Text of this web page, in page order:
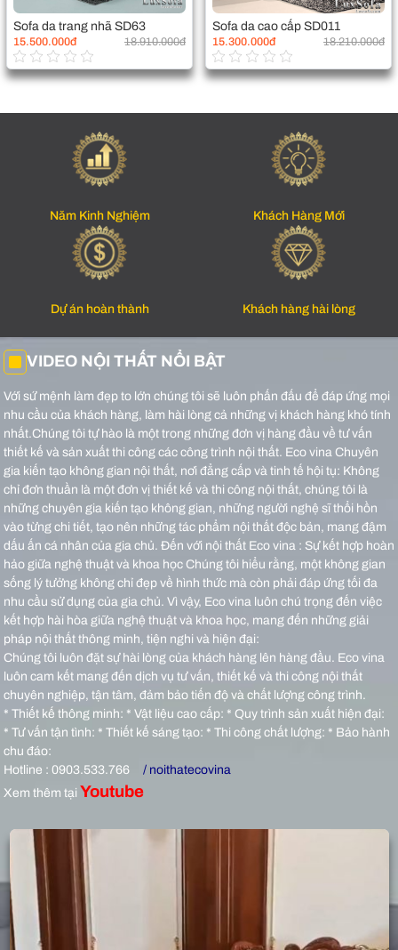
Sofa da trang nhã SD63
15.500.000đ 18.910.000đ
Sofa da cao cấp SD011
15.300.000đ 18.210.000đ
Năm Kinh Nghiệm Khách Hàng Mới
Dự án hoàn thành Khách hàng hài lòng
VIDEO NỘI THẤT NỔI BẬT
Với sứ mệnh làm đẹp to lớn chúng tôi sẽ luôn phấn đấu để đáp ứng mọi
nhu cầu của khách hàng, làm hài lòng cả những vị khách hàng khó tính
nhất.Chúng tôi tự hào là một trong những đơn vị hàng đầu về tư vấn
thiết kế và sản xuất thi công các công trình nội thất. Eco vina Chuyên
gia kiến tạo không gian nội thất, nơi đẳng cấp và tinh tế hội tụ: Không
chỉ đơn thuần là một đơn vị thiết kế và thi công nội thất, chúng tôi là
những chuyên gia kiến tạo không gian, những người nghệ sĩ thổi hồn
vào từng chi tiết, tạo nên những tác phẩm nội thất độc bản, mang đậm
dấu ấn cá nhân của gia chủ. Đến với nội thất Eco vina : Sự kết hợp hoàn
hảo giữa nghệ thuật và khoa học Chúng tôi hiểu rằng, một không gian
sống lý tưởng không chỉ đẹp về hình thức mà còn phải đáp ứng tối đa
nhu cầu sử dụng của gia chủ. Vì vậy, Eco vina luôn chú trọng đến việc
kết hợp hài hòa giữa nghệ thuật và khoa học, mang đến những giải
pháp nội thất thông minh, tiện nghi và hiện đại:
Chúng tôi luôn đặt sự hài lòng của khách hàng lên hàng đầu. Eco vina
luôn cam kết mang đến dịch vụ tư vấn, thiết kế và thi công nội thất
chuyên nghiệp, tận tâm, đảm bảo tiến độ và chất lượng công trình.
* Thiết kế thông minh: * Vật liệu cao cấp: * Quy trình sản xuất hiện đại:
* Tư vấn tận tình: * Thiết kế sáng tạo: * Thi công chất lượng: * Bảo hành
chu đáo:
Hotline : 0903.533.766
/ noithatecovina
Xem thêm tại Youtube